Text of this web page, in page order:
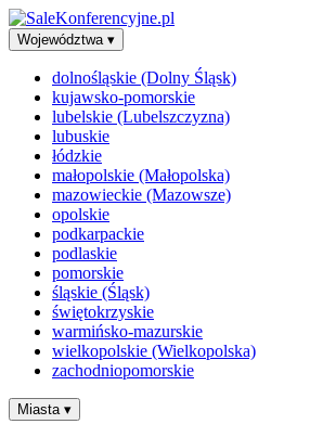
Województwa ▾
dolnośląskie (Dolny Śląsk)
kujawsko-pomorskie
lubelskie (Lubelszczyzna)
lubuskie
łódzkie
małopolskie (Małopolska)
mazowieckie (Mazowsze)
opolskie
podkarpackie
podlaskie
pomorskie
śląskie (Śląsk)
świętokrzyskie
warmińsko-mazurskie
wielkopolskie (Wielkopolska)
zachodniopomorskie
Miasta ▾